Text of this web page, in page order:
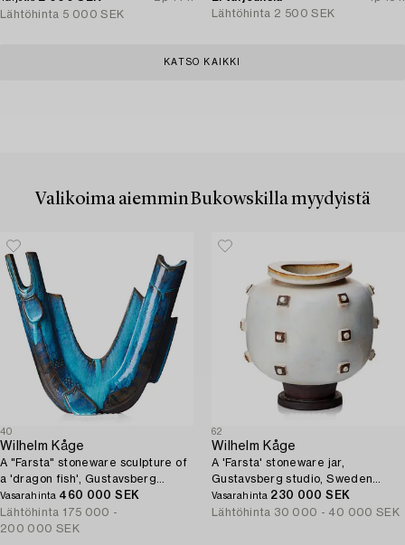
Lähtöhinta 5 000 SEK
Lähtöhinta 2 500 SEK
KATSO KAIKKI
Valikoima aiemmin Bukowskilla myydyistä
40
Wilhelm Kåge
A "Farsta" stoneware sculpture of
a 'dragon fish', Gustavsberg
studio, Sweden 1950's.
Vasarahinta 460 000 SEK
Lähtöhinta 175 000 -
200 000 SEK
62
Wilhelm Kåge
A 'Farsta' stoneware jar,
Gustavsberg studio, Sweden
1940-50's.
Vasarahinta 230 000 SEK
Lähtöhinta 30 000 - 40 000 SEK